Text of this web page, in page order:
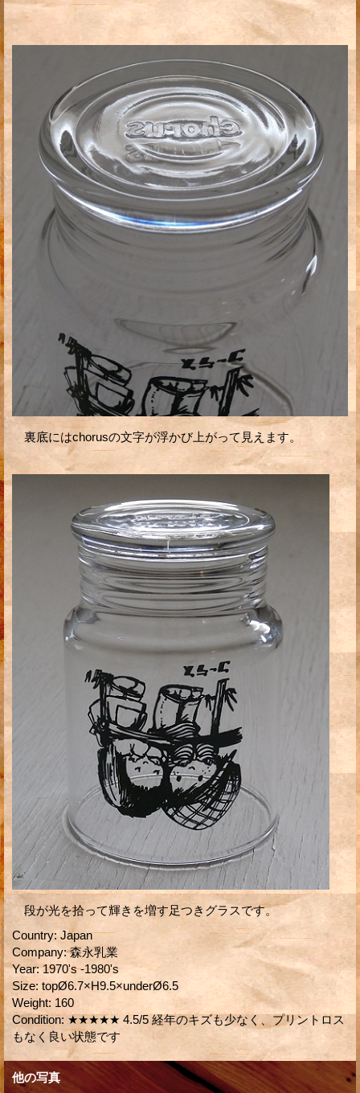
裏底にはchorusの文字が浮かび上がって見えます。
段が光を拾って輝きを増す足つきグラスです。
Country: Japan
Company: 森永乳業
Year: 1970's -1980's
Size: topØ6.7×H9.5×underØ6.5
Weight: 160
Condition: ★★★★★ 4.5/5 経年のキズも少なく、プリントロス
もなく良い状態です
他の写真